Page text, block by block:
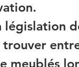
législation
meublés